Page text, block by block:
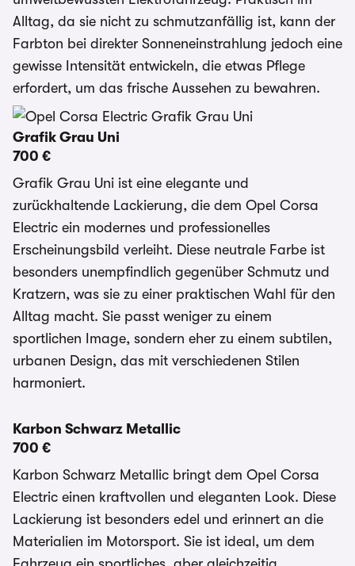
Alltag, da sie nicht zu schmutzanfällig ist, kann der
Farbton bei direkter Sonneneinstrahlung jedoch eine
gewisse Intensität entwickeln, die etwas Pflege
erfordert, um das frische Aussehen zu bewahren.
Grafik Grau Uni
700 €
Grafik Grau Uni ist eine elegante und
zurückhaltende Lackierung, die dem Opel Corsa
Electric ein modernes und professionelles
Erscheinungsbild verleiht. Diese neutrale Farbe ist
besonders unempfindlich gegenüber Schmutz und
Kratzern, was sie zu einer praktischen Wahl für den
Alltag macht. Sie passt weniger zu einem
sportlichen Image, sondern eher zu einem subtilen,
urbanen Design, das mit verschiedenen Stilen
harmoniert.
Karbon Schwarz Metallic
700 €
Karbon Schwarz Metallic bringt dem Opel Corsa
Electric einen kraftvollen und eleganten Look. Diese
Lackierung ist besonders edel und erinnert an die
Materialien im Motorsport. Sie ist ideal, um dem